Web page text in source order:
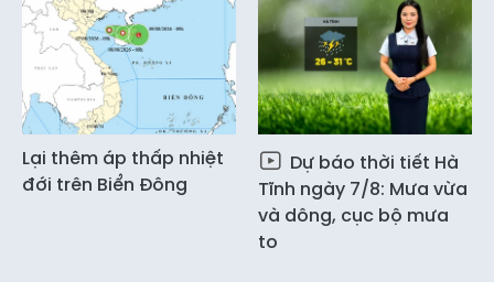
Lại thêm áp thấp nhiệt
đới trên Biển Đông
Dự báo thời tiết Hà
Tĩnh ngày 7/8: Mưa vừa
và dông, cục bộ mưa
to